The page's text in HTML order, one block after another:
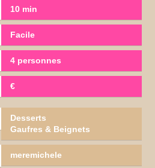
10 min
Facile
4 personnes
€
Desserts
Gaufres & Beignets
meremichele